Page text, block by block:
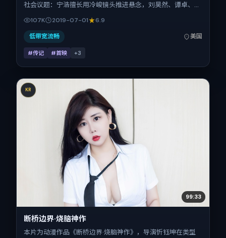
社会议题：宁浩擅长用冷峻镜头推进悬念，刘昊然、谭卓、小
01；片长139分钟；适合关注现实质感与类型片结构的观众。
107K 2019-07-01 6.9
低带宽流畅 美国
#传记 #首映 +3
KR
99:33
断桥边界·烧脑神作
本片为动漫作品《断桥边界·烧脑神作》，导演忻钰坤在类型